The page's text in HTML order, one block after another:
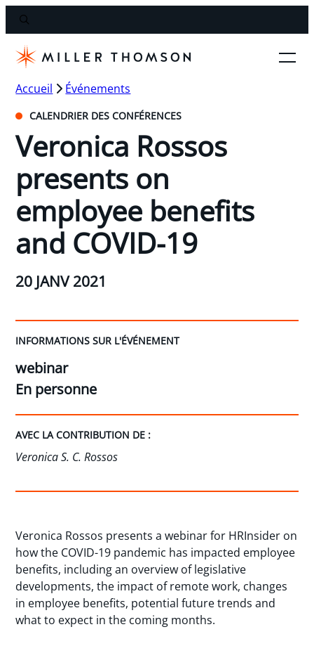
Accueil Événements
CALENDRIER DES CONFÉRENCES
Veronica Rossos
presents on
employee benefits
and COVID-19
20 JANV 2021
INFORMATIONS SUR L'ÉVÉNEMENT
webinar
En personne
AVEC LA CONTRIBUTION DE :
Veronica S. C. Rossos
Veronica Rossos presents a webinar for HRInsider on
how the COVID-19 pandemic has impacted employee
benefits, including an overview of legislative
developments, the impact of remote work, changes
in employee benefits, potential future trends and
what to expect in the coming months.